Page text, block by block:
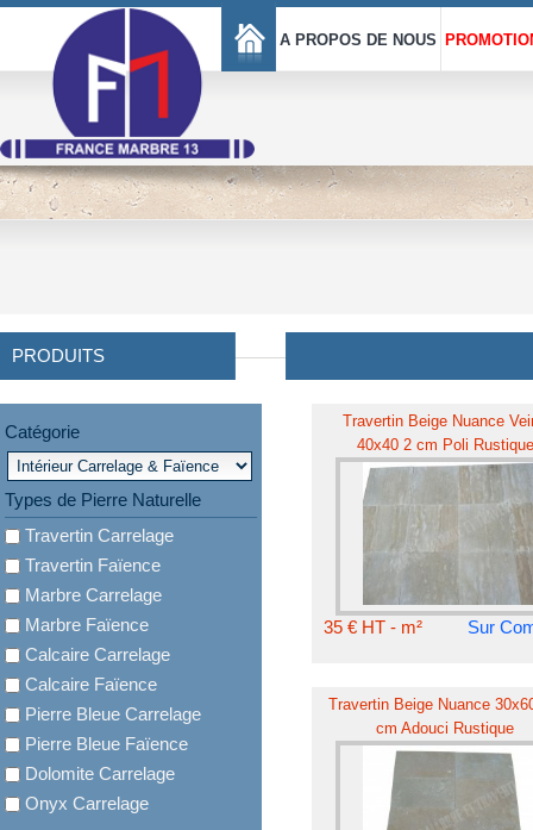
A PROPOS DE NOUS
PRODUITS
Catégorie
Types de Pierre Naturelle
Travertin Carrelage
Travertin Faïence
Marbre Carrelage
Marbre Faïence
Calcaire Carrelage
Calcaire Faïence
Pierre Bleue Carrelage
Pierre Bleue Faïence
Dolomite Carrelage
Onyx Carrelage
Travertin Beige Nuance
40x40 2 cm Poli Rustique
35 € HT - m² Sur
Travertin Beige Nuance
cm Adouci Rustique